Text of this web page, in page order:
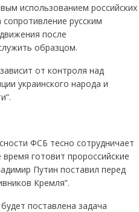
использованием российских
русским
после
образцом.
от контроля над
украинского народа и
ФСБ тесно сотрудничает
готовит пророссийские
Путин поставил перед
Кремля”.
поставлена задача